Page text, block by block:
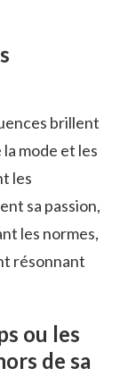
brillent
mode et les
les
sa passion,
les normes,
résonnant
ou les
de sa